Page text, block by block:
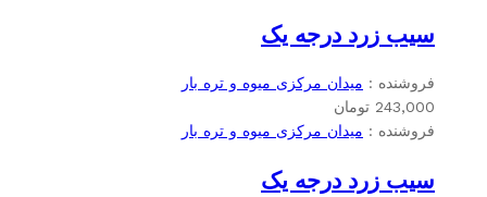
سیب زرد درجه یک
فروشنده : میدان مرکزی میوه و تره بار
243,000 تومان
فروشنده : میدان مرکزی میوه و تره بار
سیب زرد درجه یک